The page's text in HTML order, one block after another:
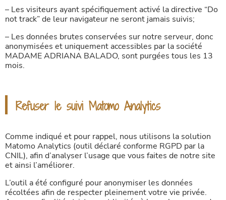
– Les visiteurs ayant spécifiquement activé la directive “Do
not track” de leur navigateur ne seront jamais suivis;
– Les données brutes conservées sur notre serveur, donc
anonymisées et uniquement accessibles par la société
MADAME ADRIANA BALADO, sont purgées tous les 13
mois.
Refuser le suivi Matomo Analytics
Comme indiqué et pour rappel, nous utilisons la solution
Matomo Analytics (outil déclaré conforme RGPD par la
CNIL), afin d’analyser l’usage que vous faites de notre site
et ainsi l’améliorer.
L’outil a été configuré pour anonymiser les données
récoltées afin de respecter pleinement votre vie privée.